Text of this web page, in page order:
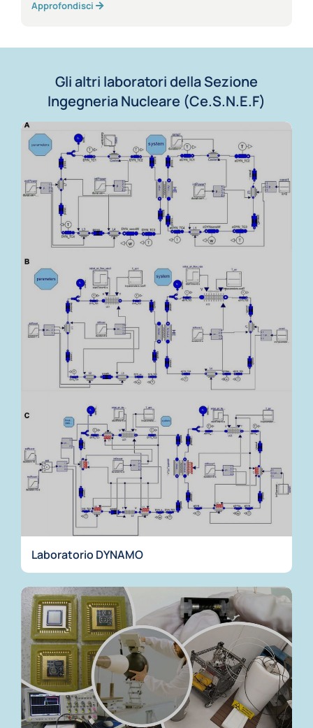
Approfondisci
Gli altri laboratori della Sezione
Ingegneria Nucleare (Ce.S.N.E.F)
Laboratorio DYNAMO